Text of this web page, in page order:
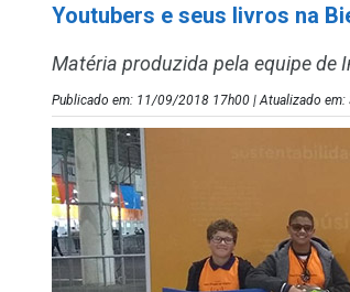
Youtubers e seus livros na
Matéria produzida pela equipe de
Publicado em: 11/09/2018 17h00 | Atualizado